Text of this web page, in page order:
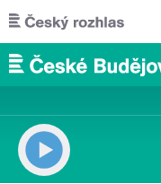
Přejít k hlavnímu obsahu